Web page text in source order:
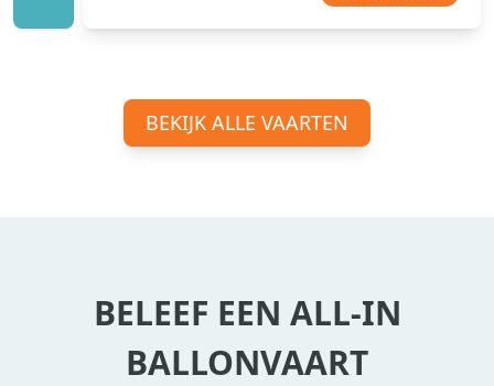
BEKIJK ALLE VAARTEN
BELEEF EEN ALL-IN
BALLONVAART